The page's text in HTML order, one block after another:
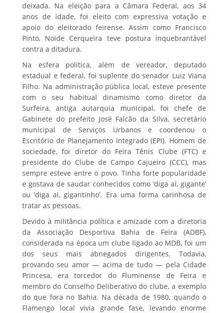
deixada. Na eleição para a Câmara Federal, aos 34
anos de idade, foi eleito com expressiva votação e
apoio do eleitorado feirense. Assim como Francisco
Pinto, Noide Cerqueira teve postura inquebrantável
contra a ditadura.
Na esfera política, além de vereador, deputado
estadual e federal, foi suplente do senador Luiz Viana
Filho. Na administração pública local, esteve presente
com o seu habitual dinamismo como diretor da
Surfeira, antiga autarquia municipal, foi chefe de
Gabinete do prefeito José Falcão da Silva, secretário
municipal de Serviços Urbanos e coordenou o
Escritório de Planejamento Integrado (EPI). Homem de
sociedade, foi diretor do Feira Tênis Clube (FTC) e
presidente do Clube de Campo Cajueiro (CCC), mas
sempre esteve entre o povo. Tinha forte popularidade
e gostava de saudar conhecidos como ‘diga aí, gigante’
ou ‘diga aí, gigantinho’. Era uma forma carinhosa de
tratar as pessoas.
Devido à militância política e amizade com a diretoria
da Associação Desportiva Bahia de Feira (ADBF),
considerada na época um clube ligado ao MDB, foi um
dos seus mais abnegados dirigentes. Todavia,
provando seu amor — acima de tudo — pela Cidade
Princesa, era torcedor do Fluminense de Feira e
membro do Conselho Deliberativo do clube, a exemplo
do que fora no Bahia. Na década de 1980, quando o
Flamengo local vivia grande fase, levando enorme